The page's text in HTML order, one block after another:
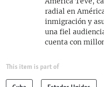
radial en
inmigración y
una fiel
cuenta con
This item is part of